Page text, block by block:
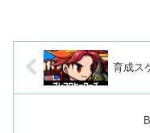
育成ス